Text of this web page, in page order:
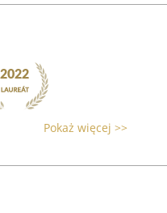
Pokaż więcej >>